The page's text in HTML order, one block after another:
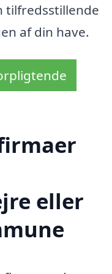
tilfredsstillende
af din have.
eller